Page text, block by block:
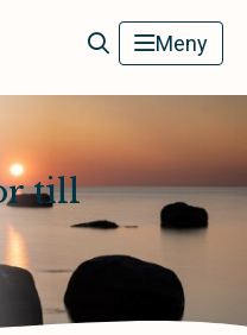
Begravningsbyrå Meny
till